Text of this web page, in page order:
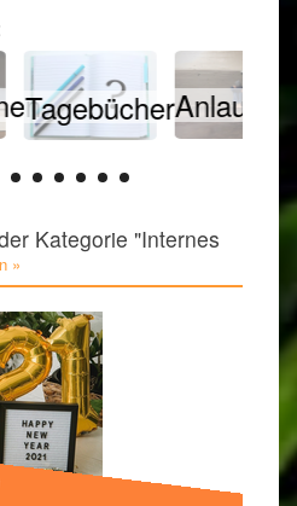
Anlaufstellen
Kategorie "Internes
»